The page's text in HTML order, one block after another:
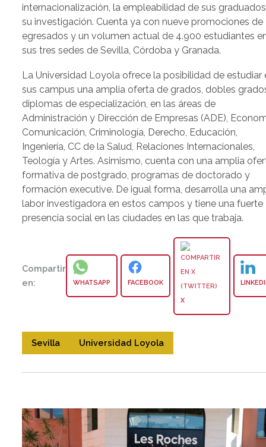
internacionalización, la empleabilidad de sus
su investigación. Cuenta ya con nueve promociones de
egresados y un volumen actual de 4.900 estudiantes
sus tres sedes de Sevilla, Córdoba y Granada.
La Universidad Loyola ofrece la posibilidad de estudiar
sus campus una amplia oferta de grados, dobles
diplomas de especialización, en las áreas de
Administración y Dirección de Empresas (ADE),
Comunicación, Criminología, Derecho, Educación,
Ingeniería, CC de la Salud, Relaciones Internacionales,
Teología y Artes. Asimismo, cuenta con una amplia
formativa de postgrado, programas de doctorado y
formación executive. De igual forma, desarrolla una
labor investigadora en estos campos y tiene una fuerte
presencia social en las ciudades en las que trabaja.
Compartir
en:
WHATSAPP FACEBOOK
X
Sevilla Universidad Loyola